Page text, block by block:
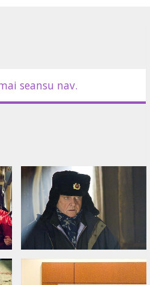
seansu nav.